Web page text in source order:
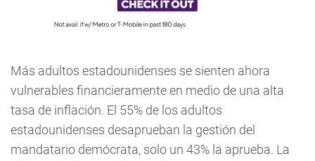
Más adultos estadounidenses se sienten ahora
vulnerables financieramente en medio de una alta
tasa de inflación. El 55% de los adultos
estadounidenses desaprueban la gestión del
mandatario demócrata, solo un 43% la aprueba. La